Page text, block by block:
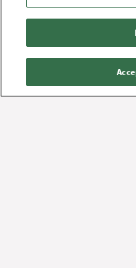
Gør det nemt
Det kan være svært
med det, du